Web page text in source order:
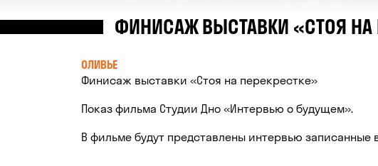
ФИНИСАЖ ВЫСТАВКИ «СТОЯ НА
ОЛИВЬЕ
Финисаж выставки «Стоя на перекрестке»
Показ фильма Студии Дно «Интервью о будущем».
В фильме будут представлены интервью записанные